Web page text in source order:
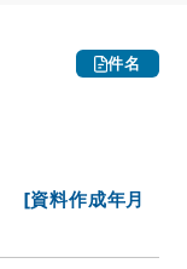
件名
[資料作成年月